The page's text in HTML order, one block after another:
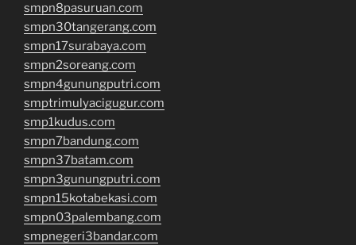
smpn8pasuruan.com
smpn30tangerang.com
smpn17surabaya.com
smpn2soreang.com
smpn4gunungputri.com
smptrimulyacigugur.com
smp1kudus.com
smpn7bandung.com
smpn37batam.com
smpn3gunungputri.com
smpn15kotabekasi.com
smpn03palembang.com
smpnegeri3bandar.com